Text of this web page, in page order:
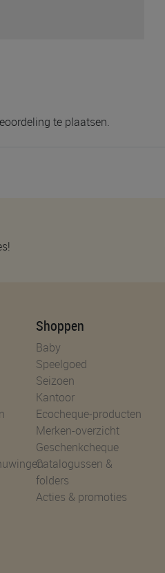
te plaatsen.
Shoppen
Baby
Speelgoed
Seizoen
Kantoor
Ecocheque-producten
Merken-overzicht
Geschenkcheque
Catalogussen &
folders
Acties & promoties